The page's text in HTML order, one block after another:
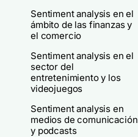
Sentiment analysis en el
ámbito de las finanzas y
el comercio
Sentiment analysis en el
sector del
entretenimiento y los
videojuegos
Sentiment analysis en
medios de comunicación
y podcasts